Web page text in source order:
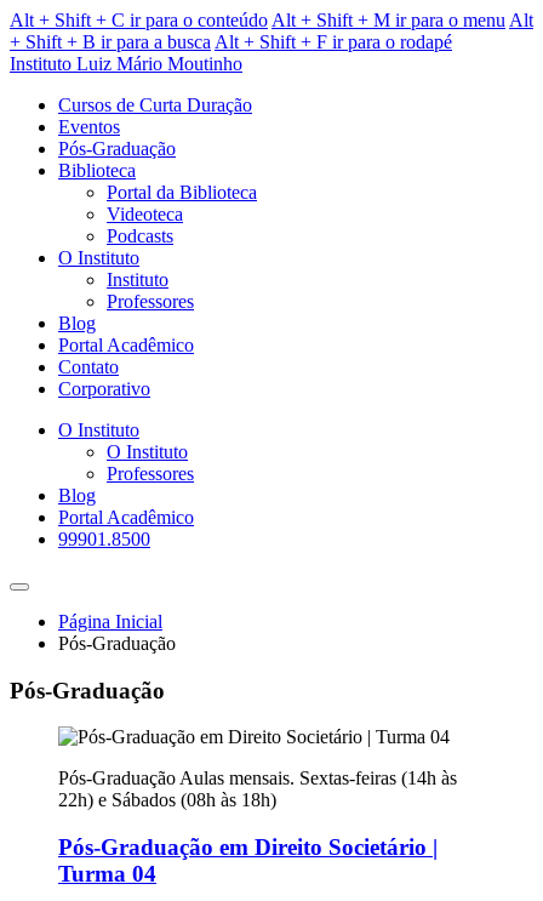
Alt + Shift + C ir para o conteúdo Alt + Shift + M ir para o menu Alt
+ Shift + B ir para a busca Alt + Shift + F ir para o rodapé
Instituto Luiz Mário Moutinho
Cursos de Curta Duração
Eventos
Pós-Graduação
Biblioteca
Portal da Biblioteca
Videoteca
Podcasts
O Instituto
Instituto
Professores
Blog
Portal Acadêmico
Contato
Corporativo
O Instituto
O Instituto
Professores
Blog
Portal Acadêmico
99901.8500
Página Inicial
Pós-Graduação
Pós-Graduação
Pós-GraduaçãoAulas mensais. Sextas-feiras (14h às
22h) e Sábados (08h às 18h)
Pós-Graduação em Direito Societário |
Turma 04